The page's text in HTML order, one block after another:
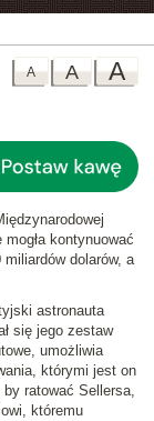
A
A
A
kontynuować
dolarów, a
astronauta
się jego zestaw
umożliwia
którymi jest on
ratować Sellersa,
któremu